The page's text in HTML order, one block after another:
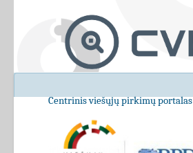
Centrinis viešųjų pirkimų portalas